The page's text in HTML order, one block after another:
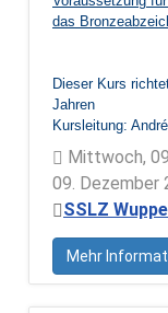
das
Dieser Kurs
Jahren
Kursleitung:
Mittwoch,
09. Dezember
SSLZ
Mehr